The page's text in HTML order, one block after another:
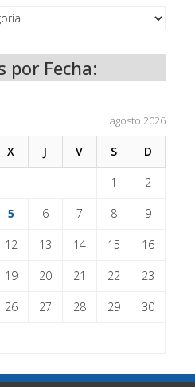
por Fecha:
agosto 2026
X J V S D
1 2
5 6 7 8 9
12 13 14 15 16
19 20 21 22 23
26 27 28 29 30